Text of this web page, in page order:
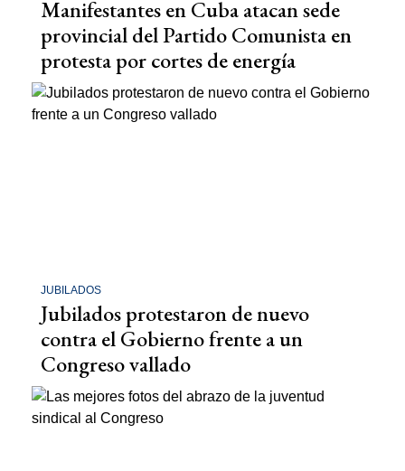
Manifestantes en Cuba atacan sede
provincial del Partido Comunista en
protesta por cortes de energía
JUBILADOS
Jubilados protestaron de nuevo
contra el Gobierno frente a un
Congreso vallado